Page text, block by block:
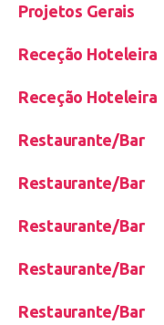
Projetos Gerais
Receção Hoteleira
Receção Hoteleira
Restaurante/Bar
Restaurante/Bar
Restaurante/Bar
Restaurante/Bar
Restaurante/Bar